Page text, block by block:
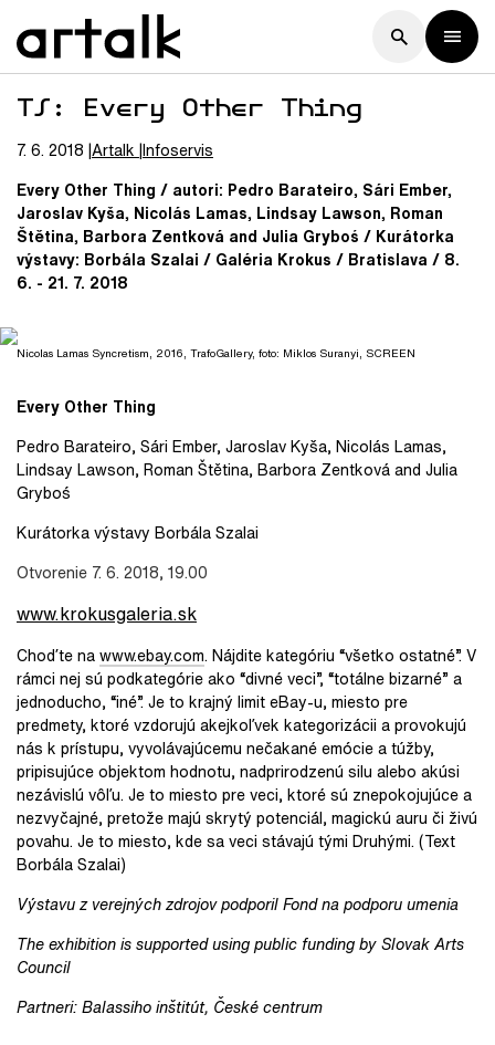
TS: Every Other Thing
7. 6. 2018 Artalk Infoservis
Every Other Thing / autori: Pedro Barateiro, Sári Ember,
Jaroslav Kyša, Nicolás Lamas, Lindsay Lawson, Roman
Štětina, Barbora Zentková and Julia Gryboś / Kurátorka
výstavy: Borbála Szalai / Galéria Krokus / Bratislava / 8.
6. - 21. 7. 2018
Nicolas Lamas Syncretism, 2016, TrafoGallery, foto: Miklos Suranyi, SCREEN
Every Other Thing
Pedro Barateiro, Sári Ember, Jaroslav Kyša, Nicolás Lamas,
Lindsay Lawson, Roman Štětina, Barbora Zentková and Julia
Gryboś
Kurátorka výstavy Borbála Szalai
Otvorenie 7. 6. 2018, 19.00
www.krokusgaleria.sk
Choďte nawww.ebay.com. Nájdite kategóriu “všetko ostatné”. V
rámci nej sú podkategórie ako “divné veci”, “totálne bizarné” a
jednoducho, “iné”. Je to krajný limit eBay-u, miesto pre
predmety, ktoré vzdorujú akejkoľvek kategorizácii a provokujú
nás k prístupu, vyvolávajúcemu nečakané emócie a túžby,
pripisujúce objektom hodnotu, nadprirodzenú silu alebo akúsi
nezávislú vôľu. Je to miesto pre veci, ktoré sú znepokojujúce a
nezvyčajné, pretože majú skrytý potenciál, magickú auru či živú
povahu. Je to miesto, kde sa veci stávajú tými Druhými. (Text
Borbála Szalai)
Výstavu z verejných zdrojov podporil Fond na podporu umenia
The exhibition is supported using public funding by Slovak Arts
Council
Partneri: Balassiho inštitút, České centrum